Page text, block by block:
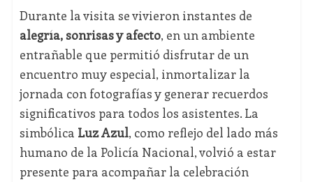
Durante la visita se vivieron instantes de
alegría, sonrisas y afecto, en un ambiente
entrañable que permitió disfrutar de un
encuentro muy especial, inmortalizar la
jornada con fotografías y generar recuerdos
significativos para todos los asistentes. La
simbólica Luz Azul, como reflejo del lado más
humano de la Policía Nacional, volvió a estar
presente para acompañar la celebración